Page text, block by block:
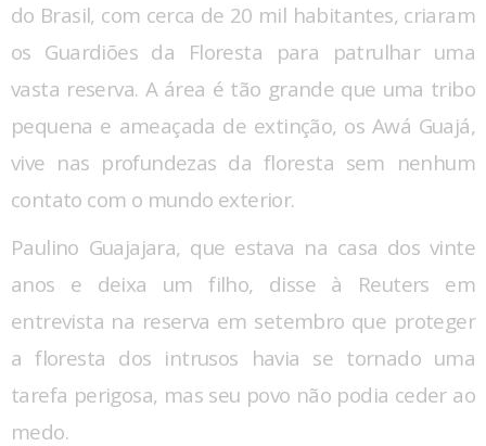
do Brasil, com cerca de 20 mil habitantes, criaram
os Guardiões da Floresta para patrulhar uma
vasta reserva. A área é tão grande que uma tribo
pequena e ameaçada de extinção, os Awá Guajá,
vive nas profundezas da floresta sem nenhum
contato com o mundo exterior.
Paulino Guajajara, que estava na casa dos vinte
anos e deixa um filho, disse à Reuters em
entrevista na reserva em setembro que proteger
a floresta dos intrusos havia se tornado uma
tarefa perigosa, mas seu povo não podia ceder ao
medo.